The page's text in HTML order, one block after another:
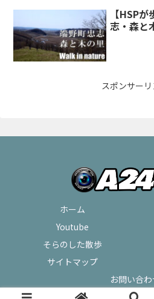
【HSP
志・森と
スポンサーリ
ホーム
Youtube
そらのした散歩
サイトマップ
お問い合わ